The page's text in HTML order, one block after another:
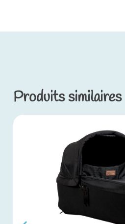
Produits similaires